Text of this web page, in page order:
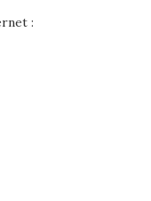
: